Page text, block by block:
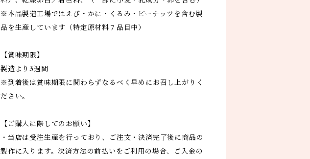
※本品製造工場ではえび・かに・くるみ・ピーナッツを含む製
品を生産しています（特定原材料７品目中）
【賞味期限】
製造より3週間
※到着後は賞味期限に関わらずなるべく早めにお召し上がりく
ださい。
【ご購入に際してのお願い】
・当店は受注生産を行っており、ご注文・決済完了後に商品の
製作に入ります。決済方法の前払いをご利用の場合、ご入金の